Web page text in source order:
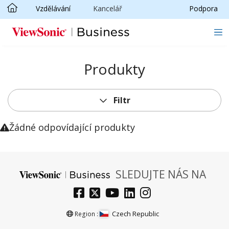
Skip to main content
Vzdělávání Kancelář Podpora
Produkty
Filtr
Žádné odpovídající produkty
SLEDUJTE NÁS NA
Region : Czech Republic